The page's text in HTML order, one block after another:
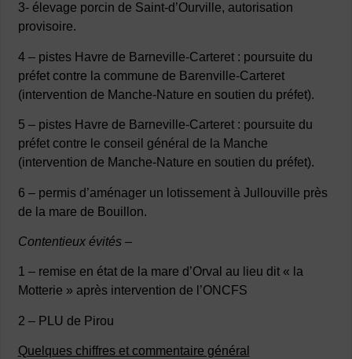
3- élevage porcin de Saint-d’Ourville, autorisation
provisoire.
4 – pistes Havre de Barneville-Carteret : poursuite du
préfet contre la commune de Barenville-Carteret
(intervention de Manche-Nature en soutien du préfet).
5 – pistes Havre de Barneville-Carteret : poursuite du
préfet contre le conseil général de la Manche
(intervention de Manche-Nature en soutien du préfet).
6 – permis d’aménager un lotissement à Jullouville près
de la mare de Bouillon.
Contentieux évités –
1 – remise en état de la mare d’Orval au lieu dit « la
Motterie » après intervention de l’ONCFS
2 – PLU de Pirou
Quelques chiffres et commentaire général